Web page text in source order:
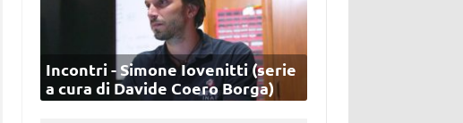
Incontri - Simone Iovenitti (serie
a cura di Davide Coero Borga)